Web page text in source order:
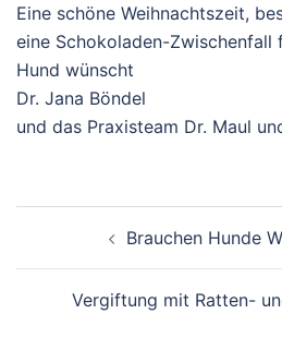
Eine schöne Weihnachtszeit,
eine Schokoladen-Zwischenfall
Hund wünscht
Dr. Jana Böndel
und das Praxisteam Dr. Maul
Brauchen Hunde
Vergiftung mit Ratten-